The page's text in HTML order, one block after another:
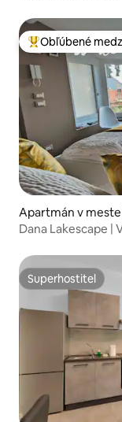
Najobľúbenejšie
Obľúbené
Apartmán v
Dana Lakescape |
Superhostiteľ
Superhostiteľ